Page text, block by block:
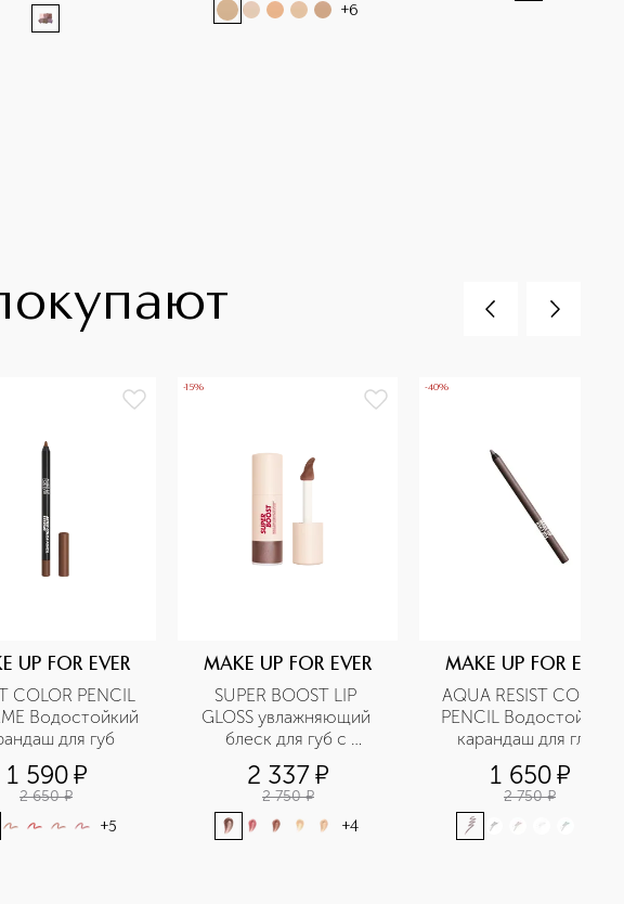
+6
UP FOR EVER
COLOR PENCIL
Водостойкий
для губ
1 590¤
2 650 ¤
+5
-15%
MAKE UP FOR EVER
SUPER BOOST LIP
GLOSS увлажняющий
блеск для губ с
эффектом объема
2 337¤
2 750 ¤
+4
-40%
MAKE UP FOR EVER
AQUA RESIST COLOR
PENCIL Водостойкий
карандаш для глаз
1 650¤
2 750 ¤